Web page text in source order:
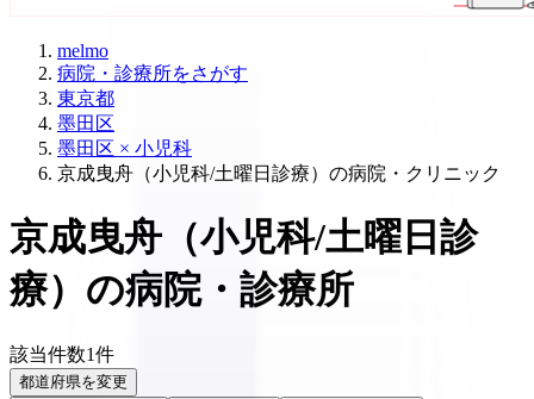
melmo
病院・診療所をさがす
東京都
墨田区
墨田区 × 小児科
京成曳舟（小児科/土曜日診療）の病院・クリニック
京成曳舟 （小児科/土曜日診
療） の病院・診療所
該当件数1件
都道府県を変更